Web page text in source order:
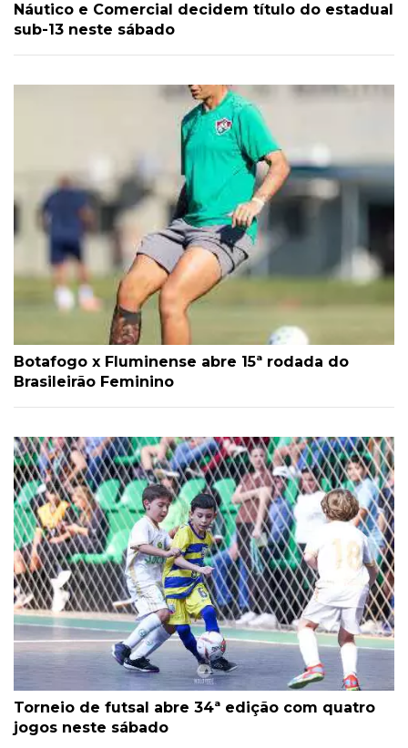
Náutico e Comercial decidem título do estadual
sub-13 neste sábado
Botafogo x Fluminense abre 15ª rodada do
Brasileirão Feminino
Torneio de futsal abre 34ª edição com quatro
jogos neste sábado